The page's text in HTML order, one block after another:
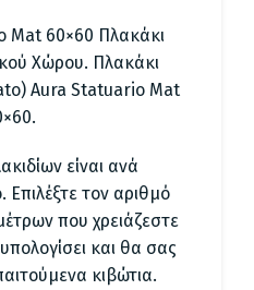
Mat 60×60 Πλακάκι
Χώρου. Πλακάκι
Aura Statuario Mat
είναι ανά
Επιλέξτε τον αριθμό
που χρειάζεστε
και θα σας
κιβώτια.